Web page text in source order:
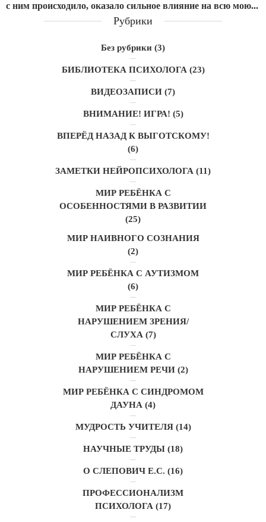
с ним происходило, оказало сильное влияние на всю мою...
Рубрики
Без рубрики (3)
БИБЛИОТЕКА ПСИХОЛОГА (23)
ВИДЕОЗАПИСИ (7)
ВНИМАНИЕ! ИГРА! (5)
ВПЕРЁД НАЗАД К ВЫГОТСКОМУ!
(6)
ЗАМЕТКИ НЕЙРОПСИХОЛОГА (11)
МИР РЕБЁНКА С
ОСОБЕННОСТЯМИ В РАЗВИТИИ
(25)
МИР НАИВНОГО СОЗНАНИЯ
(2)
МИР РЕБЁНКА С АУТИЗМОМ
(6)
МИР РЕБЁНКА С
НАРУШЕНИЕМ ЗРЕНИЯ/
СЛУХА (7)
МИР РЕБЁНКА С
НАРУШЕНИЕМ РЕЧИ(2)
МИР РЕБЁНКА С СИНДРОМОМ
ДАУНА (4)
МУДРОСТЬ УЧИТЕЛЯ(14)
НАУЧНЫЕ ТРУДЫ (18)
О СЛЕПОВИЧ Е.С. (16)
ПРОФЕССИОНАЛИЗМ
ПСИХОЛОГА (17)